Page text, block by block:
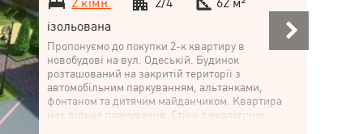
ізольована
Пропонуємо до покупки 2-к квартиру в
новобудові на вул. Одеській. Будинок
розташований на закритій території з
автомобільним паркуванням, альтанками,
фонтаном та дитячим майданчиком. Квартира
має вільне планування. Стіни з екологічно